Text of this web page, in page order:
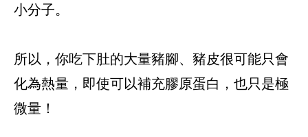
小分子。
所以，你吃下肚的大量豬腳、豬皮很可能只會
化為熱量，即使可以補充膠原蛋白，也只是極